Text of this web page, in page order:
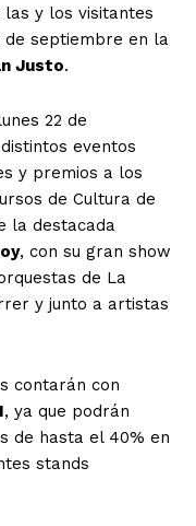
y los visitantes
de septiembre en la
Justo.
22 de
eventos
y premios a los
de Cultura de
la destacada
, con su gran show
de La
y junto a artistas
contarán con
, ya que podrán
de hasta el 40% en
stands